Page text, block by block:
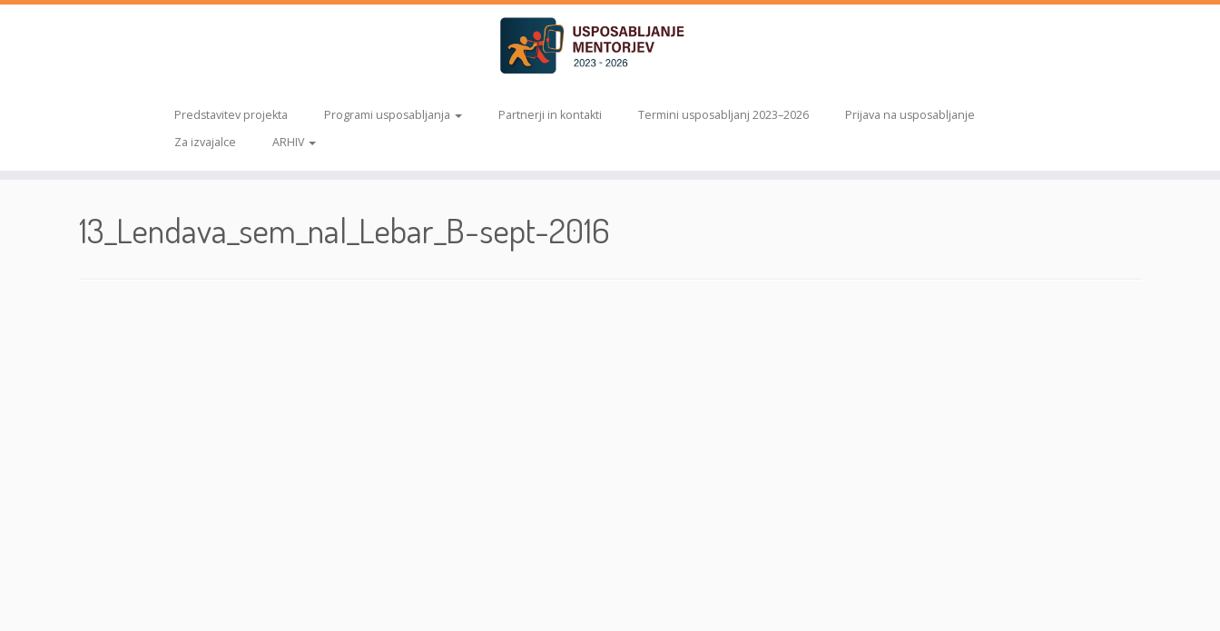
Predstavitev projekta Programi usposabljanja Partnerji in kontakti Termini usposabljanj 2023–2026
Prijava na usposabljanje
Za izvajalce
ARHIV
13_Lendava_sem_nal_Lebar_B-sept-2016